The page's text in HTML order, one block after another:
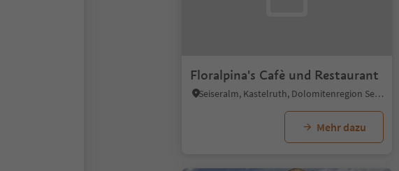
Floralpina's Cafè und Restaurant
Seiseralm, Kastelruth, Dolomitenregion Seiser Alm
Mehr dazu